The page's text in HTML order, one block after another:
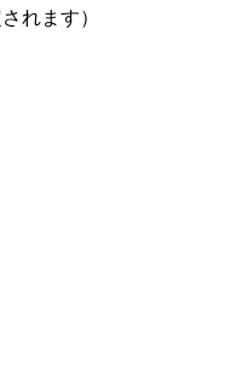
れます）